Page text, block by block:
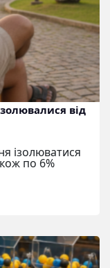
від
ізолюватися
по 6%